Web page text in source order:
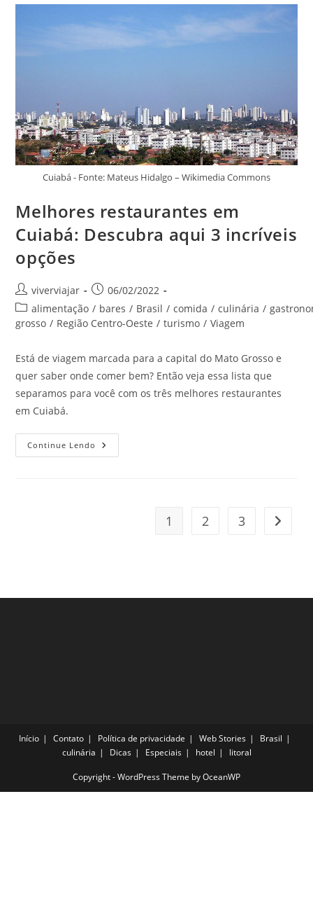
Veja
Opções
Incríveis
Cuiabá - Fonte: Mateus Hidalgo – Wikimedia Commons
Melhores restaurantes em
Cuiabá: Descubra aqui 3 incríveis
opções
Autor
do
post:
viverviajar
Post
publicado:
06/02/2022
Categoria
do
alimentação / bares / Brasil / comida / culinária /
grosso / Região Centro-Oeste / turismo / Viagem
Está de viagem marcada para a capital do Mato Grosso e
quer saber onde comer bem? Então veja essa lista que
separamos para você com os três melhores restaurantes
em Cuiabá.
Continue Lendo Melhores
Restaurantes
1 2 3 Ir para
Início Contato Política de privacidade Web Stories
Brasil
culinária
Dicas Especiais hotel litoral
Copyright - WordPress Theme by OceanWP